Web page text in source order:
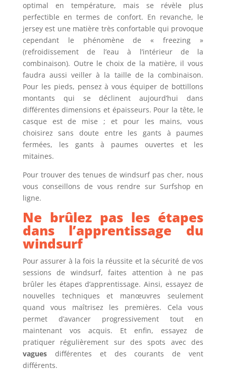
optimal en température, mais se révèle plus
perfectible en termes de confort. En revanche, le
jersey est une matière très confortable qui provoque
cependant le phénomène de « freezing »
(refroidissement de l’eau à l’intérieur de la
combinaison). Outre le choix de la matière, il vous
faudra aussi veiller à la taille de la combinaison.
Pour les pieds, pensez à vous équiper de bottillons
montants qui se déclinent aujourd’hui dans
différentes dimensions et épaisseurs. Pour la tête, le
casque est de mise ; et pour les mains, vous
choisirez sans doute entre les gants à paumes
fermées, les gants à paumes ouvertes et les
mitaines.
Pour trouver des tenues de windsurf pas cher, nous
vous conseillons de vous rendre sur Surfshop en
ligne.
Ne brûlez pas les étapes
dans l’apprentissage du
windsurf
Pour assurer à la fois la réussite et la sécurité de vos
sessions de windsurf, faites attention à ne pas
brûler les étapes d’apprentissage. Ainsi, essayez de
nouvelles techniques et manœuvres seulement
quand vous maîtrisez les premières. Cela vous
permet d’avancer progressivement tout en
maintenant vos acquis. Et enfin, essayez de
pratiquer régulièrement sur des spots avec des
vagues différentes et des courants de vent
différents.